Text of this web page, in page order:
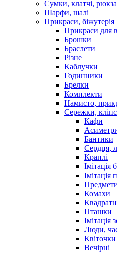
Сумки, клатчі,
Шарфи, шалі
Прикраси, біжутерія
Прикраси для
Брошки
Браслети
Різне
Каблучки
Годинники
Брелки
Комплекти
Намисто,
Сережки,
Кафи
Бантики
Сердця,
Краплі
Імітація
Імітація
Комахи
Пташки
Імітація
Люди,
Квіточки
Вечірні